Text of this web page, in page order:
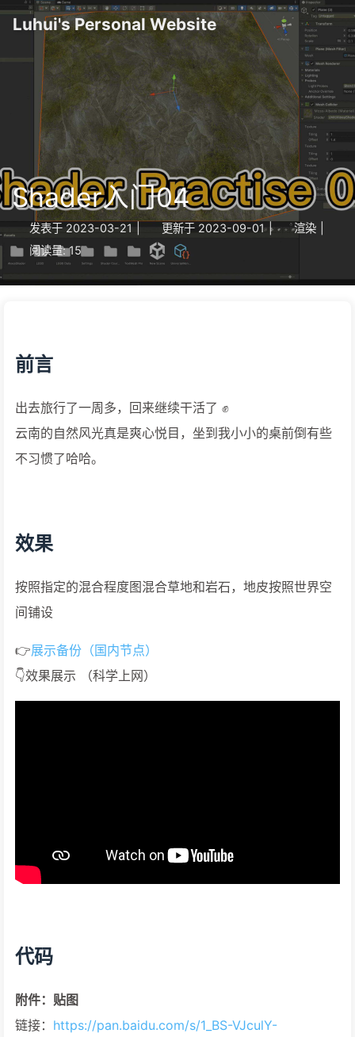
Luhui's Personal Website
Shader入门04
发表于 2023-03-21 更新于 2023-09-01 | 渲染
阅读量: 15
前言
出去旅行了一周多，回来继续干活了 ✊
云南的自然风光真是爽心悦目，坐到我小小的桌前倒有些
不习惯了哈哈。
效果
按照指定的混合程度图混合草地和岩石，地皮按照世界空
间铺设
👉展示备份（国内节点）
👇效果展示 （科学上网）
代码
附件：贴图
链接： https://pan.baidu.com/s/1_BS-VJculY-